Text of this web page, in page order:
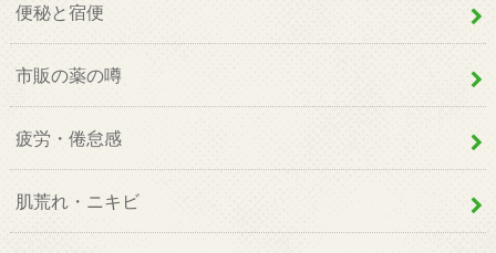
便秘と宿便
市販の薬の噂
疲労・倦怠感
肌荒れ・ニキビ